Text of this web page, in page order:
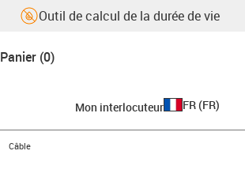
Outil de calcul de la durée de vie
Panier (0)
Mon interlocuteur FR (FR)
igus-icon-arrow-right
Câble